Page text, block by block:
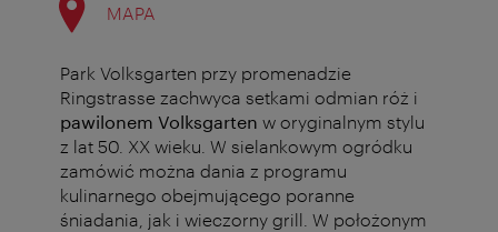
MAPA
Park Volksgarten przy promenadzie
Ringstrasse zachwyca setkami odmian róż i
pawilonem Volksgarten w oryginalnym stylu
z lat 50. XX wieku. W sielankowym ogródku
zamówić można dania z programu
kulinarnego obejmującego poranne
śniadania, jak i wieczorny grill. W położonym